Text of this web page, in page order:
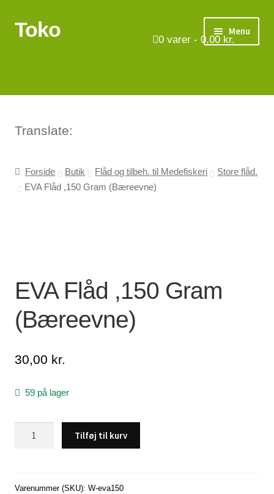
Spring
til
Spring
til
Toko Menu
Put & Take
Tips og triks.
Lagersalg
Min Konto
Glemt adgangskode
0varer - 0,00 kr.
Translate:
Forside Butik Flåd og tilbeh. til Medefiskeri
Store flåd.
EVA Flåd ,150 Gram (Bæreevne)
EVA Flåd ,150 Gram
(Bæreevne)
30,00 kr.
59 på lager
(Bæreevne)
Tilføj til kurv
Varenummer (SKU):W-eva150